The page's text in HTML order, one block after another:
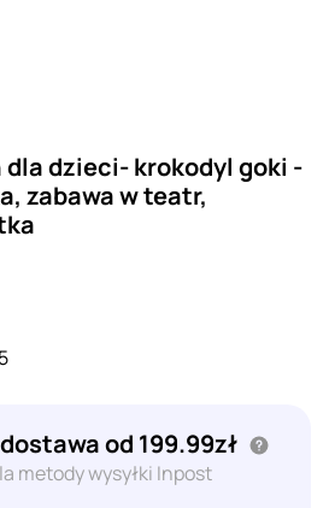
dla dzieci- krokodyl goki -
zabawa w teatr,
od 199.99zł
metody wysyłki Inpost